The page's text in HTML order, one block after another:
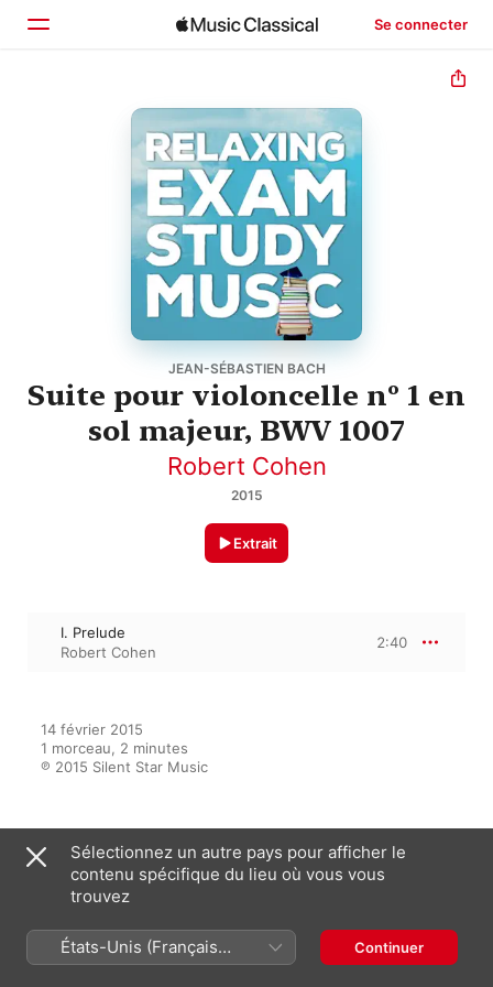
Se connecter
Accueil
Parcourir
Rechercher
JEAN-SÉBASTIEN BACH
Suite pour violoncelle nº 1 en
sol majeur, BWV 1007
Robert Cohen
2015
Extrait
I. Prelude
Robert Cohen
2:40
14 février 2015
1 morceau, 2 minutes
℗ 2015 Silent Star Music
Sur l’album
Relaxing Exam Study Music
Multi-interprètes
Sélectionnez un autre pays pour afficher le
contenu spécifique du lieu où vous vous
trouvez
États-Unis (Français
France)
Continuer